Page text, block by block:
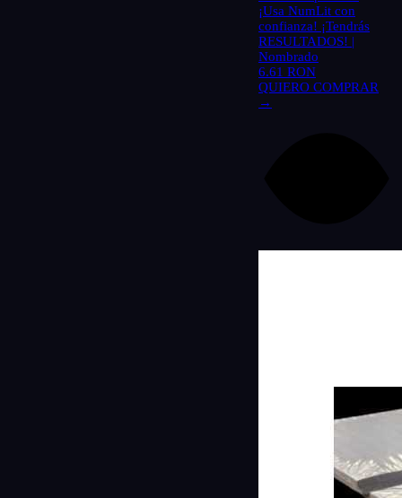
¡Usa NumLit con
confianza! ¡Tendrás
RESULTADOS! |
Nombrado
6.61 RON
QUIERO COMPRAR
→